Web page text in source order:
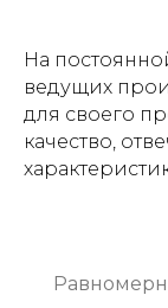
На
ведущих
для своего
качество,